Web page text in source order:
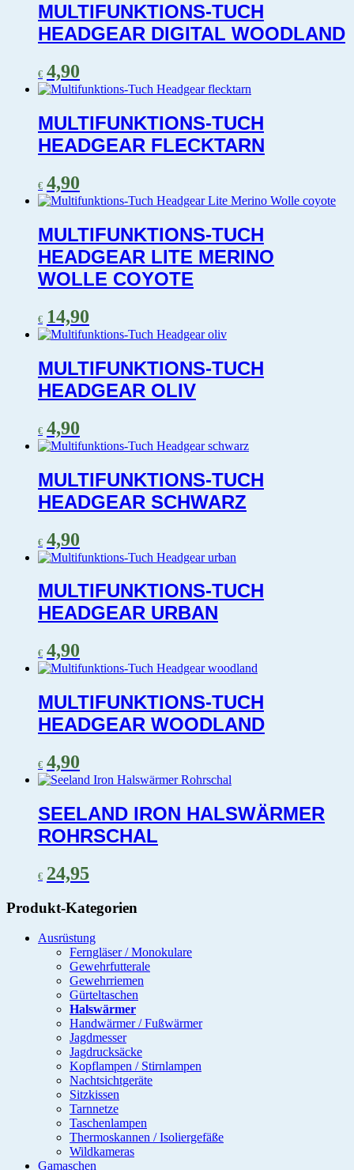
MULTIFUNKTIONS-TUCH
HEADGEAR DIGITAL WOODLAND
€ 4,90
MULTIFUNKTIONS-TUCH
HEADGEAR FLECKTARN
€ 4,90
MULTIFUNKTIONS-TUCH
HEADGEAR LITE MERINO
WOLLE COYOTE
€ 14,90
MULTIFUNKTIONS-TUCH
HEADGEAR OLIV
€ 4,90
MULTIFUNKTIONS-TUCH
HEADGEAR SCHWARZ
€ 4,90
MULTIFUNKTIONS-TUCH
HEADGEAR URBAN
€ 4,90
MULTIFUNKTIONS-TUCH
HEADGEAR WOODLAND
€ 4,90
SEELAND IRON HALSWÄRMER
ROHRSCHAL
€ 24,95
Produkt-Kategorien
Ausrüstung
Ferngläser / Monokulare
Gewehrfutterale
Gewehrriemen
Gürteltaschen
Halswärmer
Handwärmer / Fußwärmer
Jagdmesser
Jagdrucksäcke
Kopflampen / Stirnlampen
Nachtsichtgeräte
Sitzkissen
Tarnnetze
Taschenlampen
Thermoskannen / Isoliergefäße
Wildkameras
Gamaschen